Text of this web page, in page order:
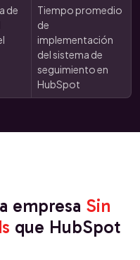
de
Tiempo promedio
de
implementación
del sistema de
seguimiento en
HubSpot
empresa Sin
que HubSpot